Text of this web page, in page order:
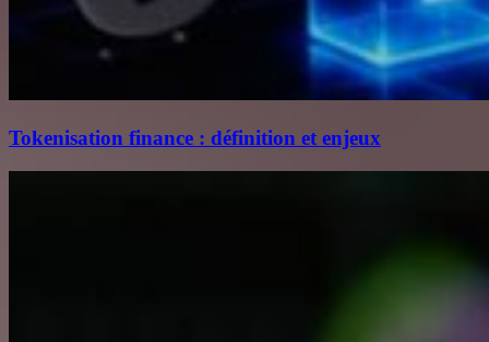
Tokenisation finance : définition et enjeux